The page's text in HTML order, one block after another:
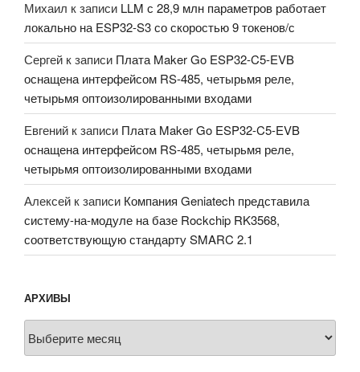
Михаил к записи LLM с 28,9 млн параметров работает
локально на ESP32-S3 со скоростью 9 токенов/с
Сергей к записи Плата Maker Go ESP32-C5-EVB
оснащена интерфейсом RS-485, четырьмя реле,
четырьмя оптоизолированными входами
Евгений к записи Плата Maker Go ESP32-C5-EVB
оснащена интерфейсом RS-485, четырьмя реле,
четырьмя оптоизолированными входами
Алексей к записи Компания Geniatech представила
систему-на-модуле на базе Rockchip RK3568,
соответствующую стандарту SMARC 2.1
АРХИВЫ